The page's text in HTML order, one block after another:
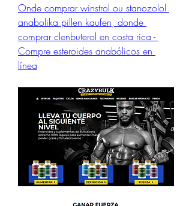
Onde comprar winstrol ou stanozolol
anabolika pillen kaufen, donde
comprar clenbuterol en costa rica -
Compre esteroides anabólicos en
línea